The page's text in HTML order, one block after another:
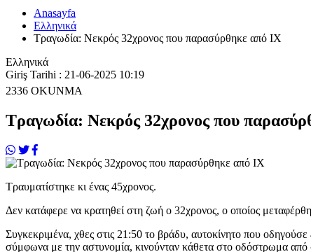
Anasayfa
Ελληνικά
Τραγωδία: Νεκρός 32χρονος που παρασύρθηκε από ΙΧ
Ελληνικά
Giriş Tarihi : 21-06-2025 10:19
2336 OKUNMA
Τραγωδία: Νεκρός 32χρονος που
Τραυματίστηκε κι ένας 45χρονος.
Δεν κατάφερε να κρατηθεί στη ζωή ο 32χρονος, ο οποίος
Συγκεκριμένα, χθες στις 21:50 το βράδυ, αυτοκίνητο που
σύμφωνα με την αστυνομία, κινούνταν κάθετα στο οδόστρωμα